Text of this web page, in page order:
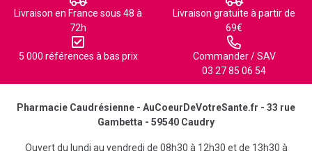
Livraison en France sous 48 à
72h
Livraison gratuite à partir de
69€
5 000 références à bas prix
Commander / SAV
03 27 85 06 54
Pharmacie Caudrésienne - AuCoeurDeVotreSante.fr - 33 rue
Gambetta - 59540 Caudry
Ouvert du lundi au vendredi de 08h30 à 12h30 et de 13h30 à